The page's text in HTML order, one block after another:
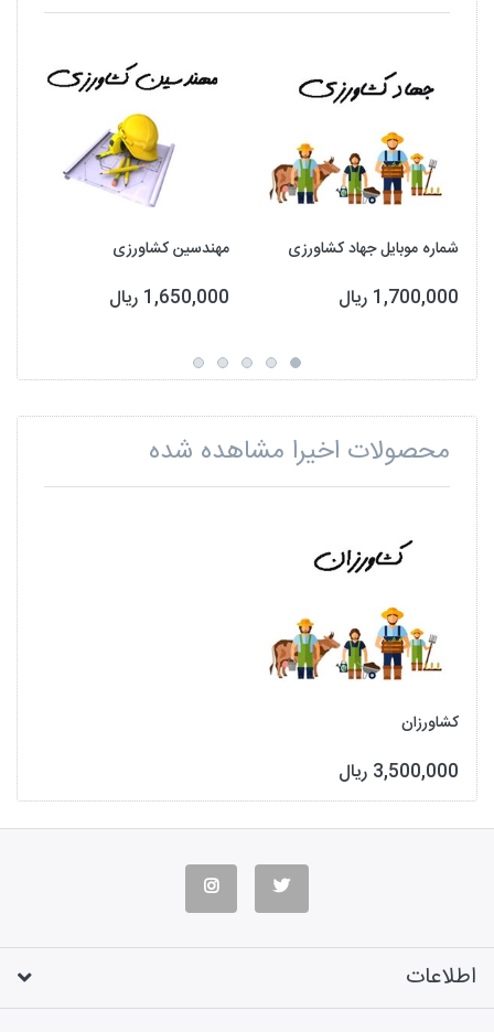
شماره موبایل جهاد کشاورزی
1,700,000 ریال
مهندسین کشاورزی
1,650,000 ریال
محصولات اخیرا مشاهده شده
کشاورزان
3,500,000 ریال
اطلاعات